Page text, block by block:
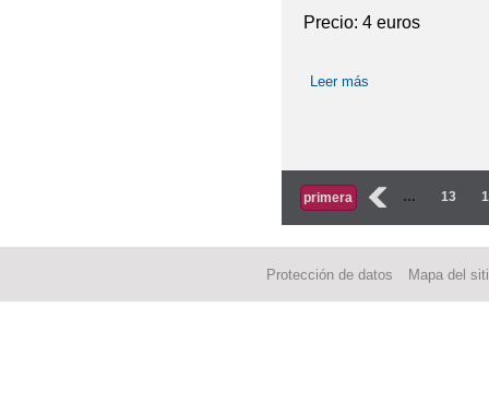
Precio: 4 euros
Leer más
Páginas
primera ‹ … 13
Protección de datos Mapa del